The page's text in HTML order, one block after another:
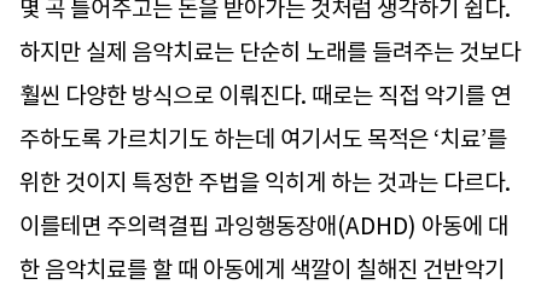
몇 곡 틀어주고는 돈을 받아가는 것처럼 생각하기 쉽다.
하지만 실제 음악치료는 단순히 노래를 들려주는 것보다
훨씬 다양한 방식으로 이뤄진다. 때로는 직접 악기를 연
주하도록 가르치기도 하는데 여기서도 목적은 ‘치료’를
위한 것이지 특정한 주법을 익히게 하는 것과는 다르다.
이를테면 주의력결핍 과잉행동장애(ADHD) 아동에 대
한 음악치료를 할 때 아동에게 색깔이 칠해진 건반악기